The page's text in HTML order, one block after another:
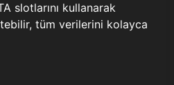
slotlarını kullanarak
tüm verilerini kolayca